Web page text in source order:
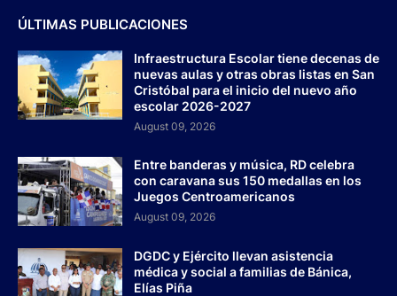
ÚLTIMAS PUBLICACIONES
Infraestructura Escolar tiene decenas de
nuevas aulas y otras obras listas en San
Cristóbal para el inicio del nuevo año
escolar 2026-2027
August 09, 2026
Entre banderas y música, RD celebra
con caravana sus 150 medallas en los
Juegos Centroamericanos
August 09, 2026
DGDC y Ejército llevan asistencia
médica y social a familias de Bánica,
Elías Piña